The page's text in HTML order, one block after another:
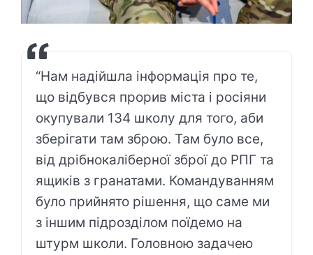
“Нам надійшла інформація про те,
що відбувся прорив міста і росіяни
окупували 134 школу для того, аби
зберігати там зброю. Там було все,
від дрібнокаліберної зброї до РПГ та
ящиків з гранатами. Командуванням
було прийнято рішення, що саме ми
з іншим підрозділом поїдемо на
штурм школи. Головною задачею